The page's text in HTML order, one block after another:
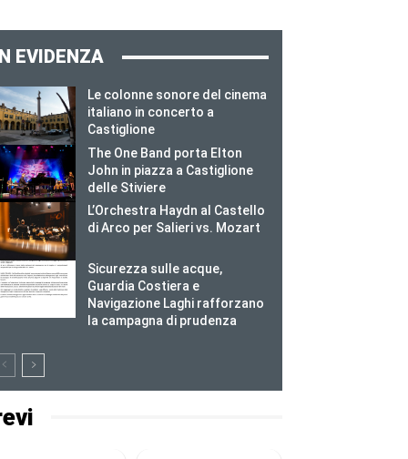
EVIDENZA
Le colonne sonore del cinema
italiano in concerto a
Castiglione
The One Band porta Elton
John in piazza a Castiglione
delle Stiviere
L’Orchestra Haydn al Castello
di Arco per Salieri vs. Mozart
Sicurezza sulle acque,
Guardia Costiera e
Navigazione Laghi rafforzano
la campagna di prudenza